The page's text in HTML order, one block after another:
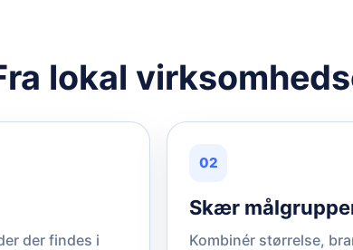
lokal
der findes i
02
Skær
Kombinér størrelse,